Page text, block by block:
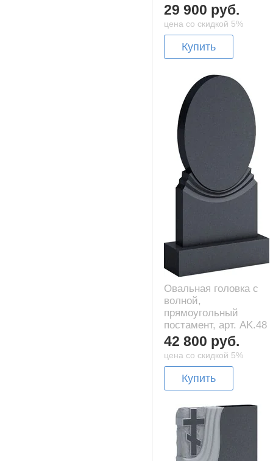
29 900 руб.
цена со скидкой 5%
Купить
Овальная головка с
волной,
прямоугольный
постамент, арт. AK.48
42 800 руб.
цена со скидкой 5%
Купить